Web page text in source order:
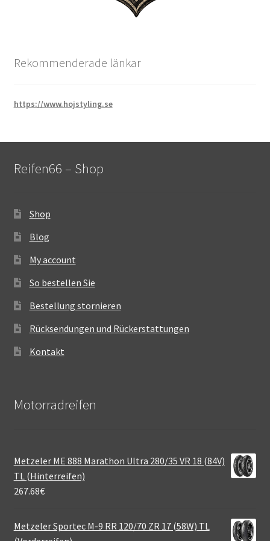
Rekommenderade länkar
https://www.hojstyling.se
Reifen66 – Shop
Shop
Blog
My account
So bestellen Sie
Bestellung stornieren
Rücksendungen und Rückerstattungen
Kontakt
Motorradreifen
Metzeler ME 888 Marathon Ultra 280/35 VR 18 (84V)
TL (Hinterreifen)
267.68€
Metzeler Sportec M-9 RR 120/70 ZR 17 (58W) TL